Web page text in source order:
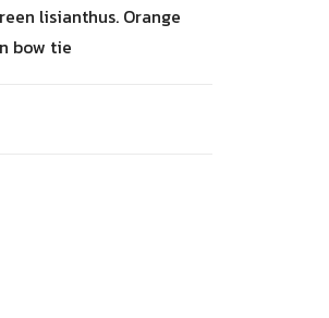
lisianthus. Orange
bow tie